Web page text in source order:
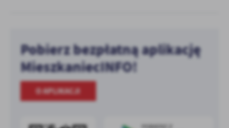
Pobierz bezpłatną aplikację
MieszkaniecINFO!
O APLIKACJI